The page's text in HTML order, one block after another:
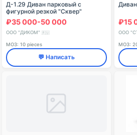
Д-1.29 Диван парковый с
фигурной резкой "Сквер"
₽35 000-50 000
ООО "ДИКОМ" 🇷🇺
МОЗ: 10 pieces
💬 Написать
₽15
ООО
МОЗ: